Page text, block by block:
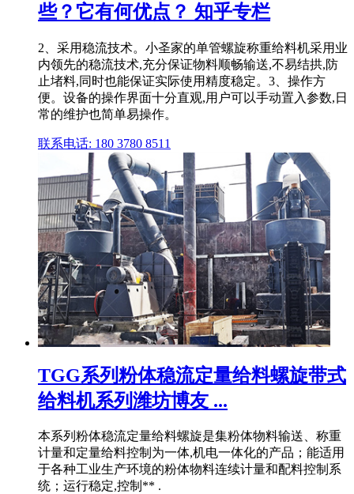
些？它有何优点？ 知乎专栏
2、采用稳流技术。小圣家的单管螺旋称重给料机采用业
内领先的稳流技术,充分保证物料顺畅输送,不易结拱,防
止堵料,同时也能保证实际使用精度稳定。3、操作方
便。设备的操作界面十分直观,用户可以手动置入参数,日
常的维护也简单易操作。
联系电话: 180 3780 8511
TGG系列粉体稳流定量给料螺旋带式
给料机系列潍坊博友 ...
本系列粉体稳流定量给料螺旋是集粉体物料输送、称重
计量和定量给料控制为一体,机电一体化的产品；能适用
于各种工业生产环境的粉体物料连续计量和配料控制系
统；运行稳定,控制** .